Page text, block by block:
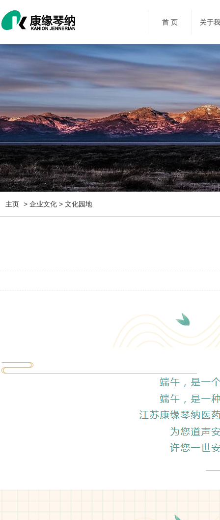
首 页 关于
主页 > 企业文化 > 文化园地